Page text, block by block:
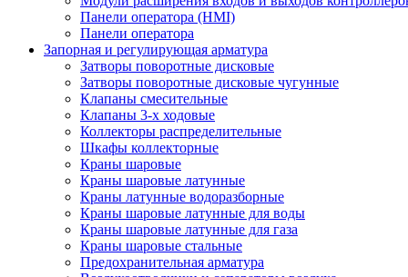
Панели оператора (HMI)
Панели оператора
Запорная и регулирующая арматура
Затворы поворотные дисковые
Затворы поворотные дисковые чугунные
Клапаны смесительные
Клапаны 3-х ходовые
Коллекторы распределительные
Шкафы коллекторные
Краны шаровые
Краны шаровые латунные
Краны латунные водоразборные
Краны шаровые латунные для воды
Краны шаровые латунные для газа
Краны шаровые стальные
Предохранительная арматура